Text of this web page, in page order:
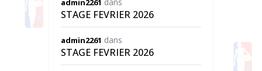
STAGE FEVRIER 2026
admin2261 dans
STAGE FEVRIER 2026